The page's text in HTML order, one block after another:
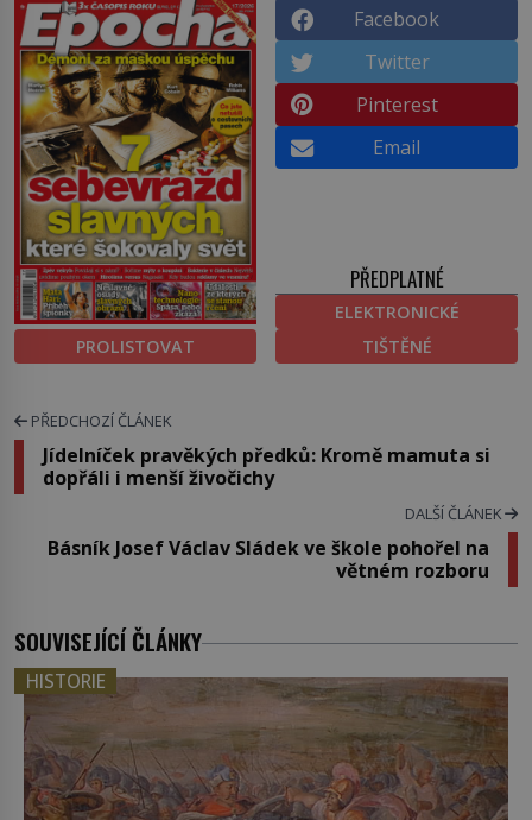
PROLISTOVAT
Facebook
Twitter
Pinterest
Email
PŘEDPLATNÉ
ELEKTRONICKÉ
TIŠTĚNÉ
PŘEDCHOZÍ ČLÁNEK
Jídelníček pravěkých předků: Kromě mamuta si
dopřáli i menší živočichy
DALŠÍ ČLÁNEK
Básník Josef Václav Sládek ve škole pohořel na
větném rozboru
SOUVISEJÍCÍ ČLÁNKY
HISTORIE